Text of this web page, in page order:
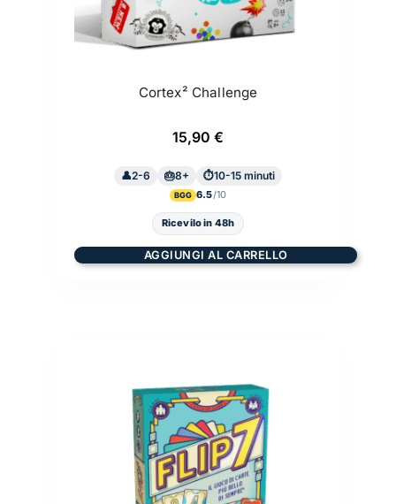
Cortex² Challenge
15,90 €
2-6 8+ 10-15 minuti
BGG 6.5
Ricevilo in 48h
AGGIUNGI AL CARRELLO